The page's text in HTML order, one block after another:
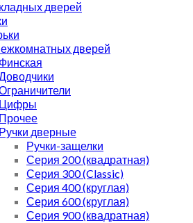
дверей
дверей
Финская
Доводчики
Цифры
Прочее
Ручки дверные
Ручки-защелки
Серия 200 (квадратная)
Серия 300 (Classic)
Серия 400 (круглая)
Серия 600 (круглая)
Серия 900 (квадратная)